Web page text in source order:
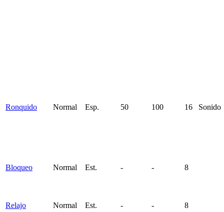
Ronquido Normal Esp. 50 100 16 Sonido
Bloqueo Normal Est. - - 8
Relajo Normal Est. - - 8